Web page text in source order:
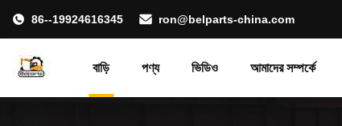
86--19924616345 ron@belparts-china.com
বাড়ি পণ্য ভিডিও আমাদের সম্পর্কে